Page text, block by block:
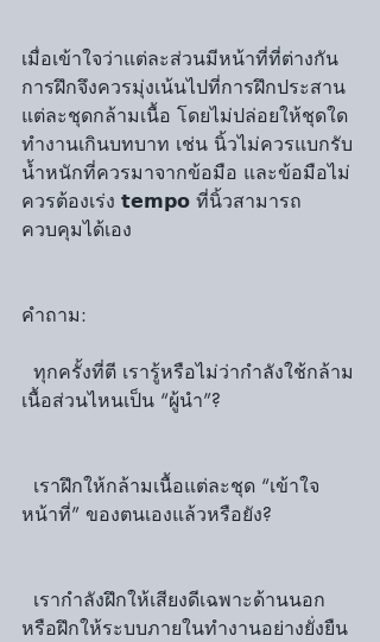
เมื่อเข้าใจว่าแต่ละส่วนมีหน้าที่ที่ต่างกัน
การฝึกจึงควรมุ่งเน้นไปที่การฝึกประสาน
แต่ละชุดกล้ามเนื้อ โดยไม่ปล่อยให้ชุดใด
ทำงานเกินบทบาท เช่น นิ้วไม่ควรแบกรับ
น้ำหนักที่ควรมาจากข้อมือ และข้อมือไม่
ควรต้องเร่ง 𝘁𝗲𝗺𝗽𝗼 ที่นิ้วสามารถ
ควบคุมได้เอง
คำถาม:
ทุกครั้งที่ตี เรารู้หรือไม่ว่ากำลังใช้กล้าม
เนื้อส่วนไหนเป็น “ผู้นำ”?
เราฝึกให้กล้ามเนื้อแต่ละชุด “เข้าใจ
หน้าที่” ของตนเองแล้วหรือยัง?
เรากำลังฝึกให้เสียงดีเฉพาะด้านนอก
หรือฝึกให้ระบบภายในทำงานอย่างยั่งยืน